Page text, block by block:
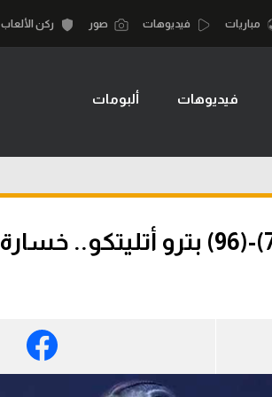
الكرة الإفريقية
الدوري الإنجليزي
مباريات فيديوهات صور ركن الألعاب
فيديوهات ألبومات